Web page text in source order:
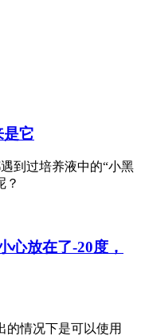
它
到过培养液中的“小黑
？
心放在了-20度，
的情况下是可以使用